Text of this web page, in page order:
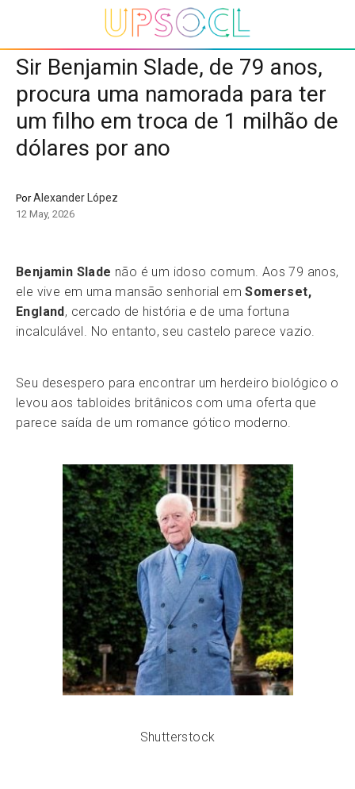
Sir Benjamin Slade, de 79 anos,
procura uma namorada para ter
um filho em troca de 1 milhão de
dólares por ano
PorAlexander López
12 May, 2026
Benjamin Slade não é um idoso comum. Aos 79 anos,
ele vive em uma mansão senhorial emSomerset,
England, cercado de história e de uma fortuna
incalculável. No entanto, seu castelo parece vazio.
Seu desespero para encontrar um herdeiro biológico o
levou aos tabloides britânicos com uma oferta que
parece saída de um romance gótico moderno.
Shutterstock